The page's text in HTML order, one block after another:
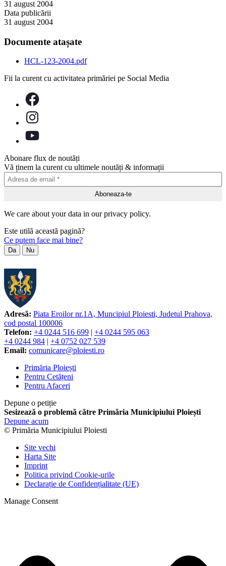
31 august 2004
Data publicării
31 august 2004
Documente atașate
HCL-123-2004.pdf
Fii la curent cu activitatea primăriei pe Social Media
Abonare flux de noutăți
Vă ținem la curent cu ultimele noutăți & informații
We care about your data in our privacy policy.
Este utilă această pagină?
Ce putem face mai bine?
Da Nu
Adresă: Piata Eroilor nr.1A, Muncipiul Ploiesti, Judetul Prahova,
cod postal 100006
Telefon: +4 0244 516 699 | +4 0244 595 063
+4 0244 984 | +4 0752 027 539
Email: comunicare@ploiesti.ro
Primăria Ploiești
Pentru Cetățeni
Pentru Afaceri
Depune o petiție
Sesizează o problemă către Primăria Municipiului Ploiești
Depune acum
© Primăria Municipiului Ploiesti
Site vechi
Harta Site
Imprint
Politica privind Cookie-urile
Declarație de Confidențialitate (UE)
Manage Consent